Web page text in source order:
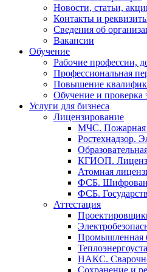
Новости, статьи,
Контакты и
Сведения об
Вакансии
Обучение
Рабочие профессии,
Профессиональная
Повышение
Обучение и проверка
Услуги для бизнеса
Лицензирование
МЧС. Пожарная
Ростехнадзор.
КГИОП.
Атомная
ФСБ.
ФСБ.
Аттестация
Промышленная
НАКС.
Сохранение и